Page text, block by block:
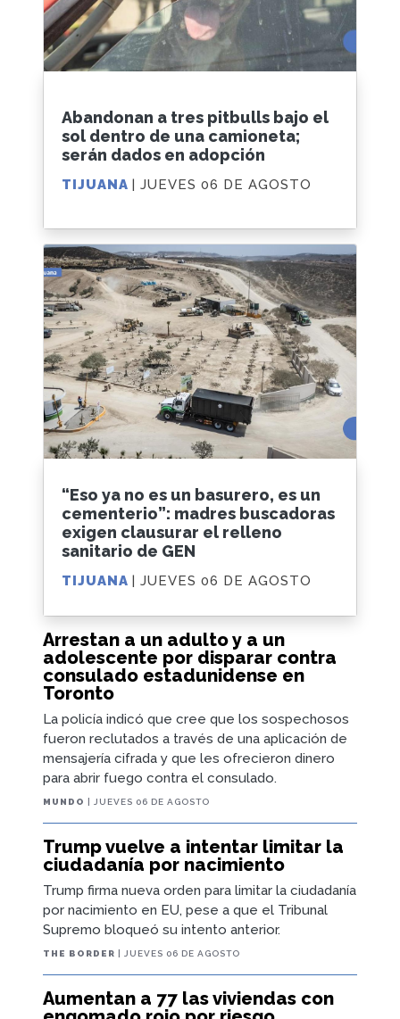
Arrestan a un adulto y a un
adolescente por disparar contra
consulado estadunidense en
Toronto
La policía indicó que cree que los sospechosos
fueron reclutados a través de una aplicación de
mensajería cifrada y que les ofrecieron dinero
para abrir fuego contra el consulado.
MUNDO | JUEVES 06 DE AGOSTO
Trump vuelve a intentar limitar la
ciudadanía por nacimiento
Trump firma nueva orden para limitar la ciudadanía
por nacimiento en EU, pese a que el Tribunal
Supremo bloqueó su intento anterior.
THE BORDER | JUEVES 06 DE AGOSTO
Aumentan a 77 las viviendas con
Abandonan a tres pitbulls bajo el
sol dentro de una camioneta;
serán dados en adopción
TIJUANA | JUEVES 06 DE AGOSTO
“Eso ya no es un basurero, es un
cementerio”: madres buscadoras
exigen clausurar el relleno
sanitario de GEN
TIJUANA | JUEVES 06 DE AGOSTO